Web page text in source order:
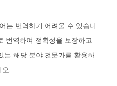
는 번역하기 어려울 수 있습니
번역하여 정확성을 보장하고
는 해당 분야 전문가를 활용하
오.